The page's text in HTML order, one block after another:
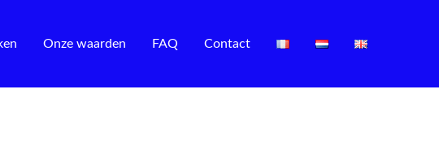
Onze waarden FAQ Contact